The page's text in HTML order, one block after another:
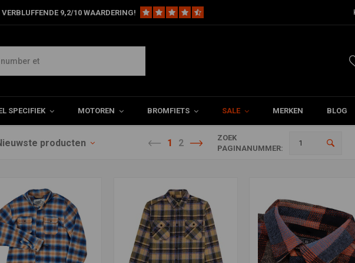
9,2/10 WAARDERING!
SPECIFIEK MOTOREN BROMFIETS SALE MERKEN BLOG
producten 1 2
ZOEK
PAGINANUMMER: